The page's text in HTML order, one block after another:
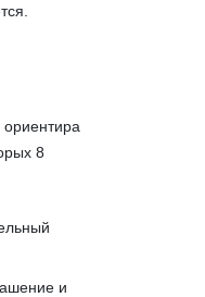
ориентира
8
и